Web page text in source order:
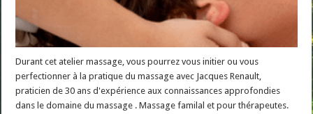
Durant cet atelier massage, vous pourrez vous initier ou vous
perfectionner à la pratique du massage avec Jacques Renault,
praticien de 30 ans d'expérience aux connaissances approfondies
dans le domaine du massage . Massage familal et pour thérapeutes.